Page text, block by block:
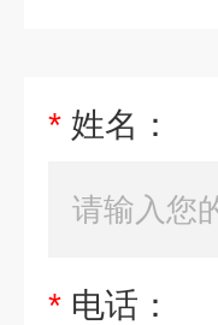
* 姓名：
* 电话：